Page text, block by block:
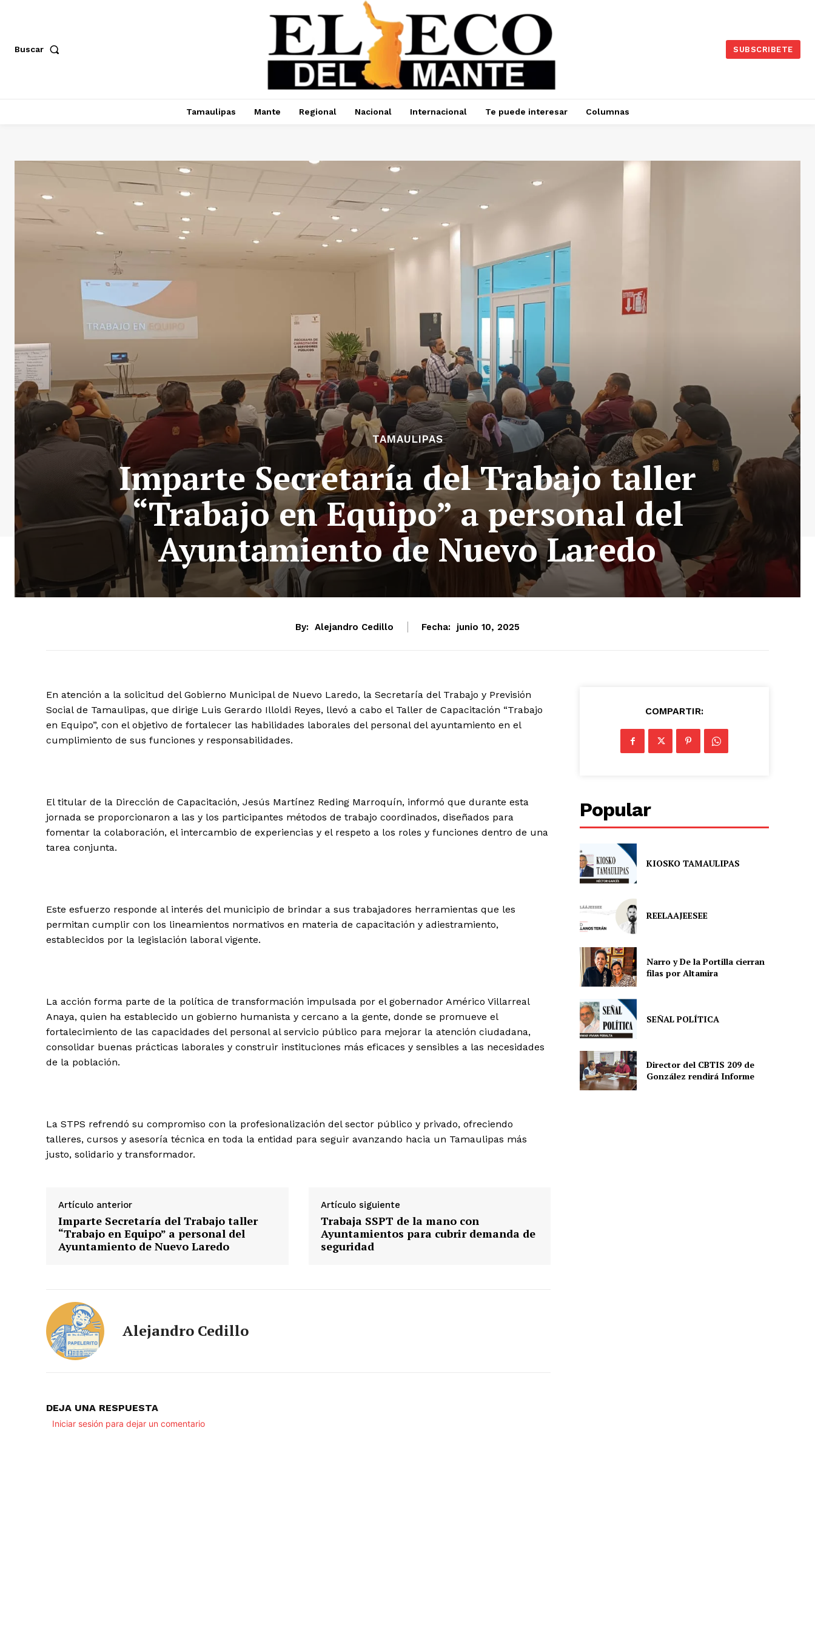
Buscar SUBSCRIBETE
Tamaulipas Mante Regional Nacional Internacional Te puede interesar Columnas
TAMAULIPAS
Imparte Secretaría del Trabajo taller
“Trabajo en Equipo” a personal del
Ayuntamiento de Nuevo Laredo
By: Alejandro Cedillo Fecha: junio 10, 2025
En atención a la solicitud del Gobierno Municipal de Nuevo Laredo, la Secretaría del Trabajo y Previsión
Social de Tamaulipas, que dirige Luis Gerardo Illoldi Reyes, llevó a cabo el Taller de Capacitación “Trabajo
en Equipo”, con el objetivo de fortalecer las habilidades laborales del personal del ayuntamiento en el
cumplimiento de sus funciones y responsabilidades.
El titular de la Dirección de Capacitación, Jesús Martínez Reding Marroquín, informó que durante esta
jornada se proporcionaron a las y los participantes métodos de trabajo coordinados, diseñados para
fomentar la colaboración, el intercambio de experiencias y el respeto a los roles y funciones dentro de una
tarea conjunta.
Este esfuerzo responde al interés del municipio de brindar a sus trabajadores herramientas que les
permitan cumplir con los lineamientos normativos en materia de capacitación y adiestramiento,
establecidos por la legislación laboral vigente.
La acción forma parte de la política de transformación impulsada por el gobernador Américo Villarreal
Anaya, quien ha establecido un gobierno humanista y cercano a la gente, donde se promueve el
fortalecimiento de las capacidades del personal al servicio público para mejorar la atención ciudadana,
consolidar buenas prácticas laborales y construir instituciones más eficaces y sensibles a las necesidades
de la población.
La STPS refrendó su compromiso con la profesionalización del sector público y privado, ofreciendo
talleres, cursos y asesoría técnica en toda la entidad para seguir avanzando hacia un Tamaulipas más
justo, solidario y transformador.
Artículo anterior
Imparte Secretaría del Trabajo taller
“Trabajo en Equipo” a personal del
Ayuntamiento de Nuevo Laredo
Artículo siguiente
Trabaja SSPT de la mano con
Ayuntamientos para cubrir demanda de
seguridad
Alejandro Cedillo
DEJA UNA RESPUESTA
Iniciar sesión para dejar un comentario
COMPARTIR:
Popular
KIOSKO TAMAULIPAS
REELAAJEESEE
Narro y De la Portilla cierran
filas por Altamira
SEÑAL POLÍTICA
Director del CBTIS 209 de
González rendirá Informe